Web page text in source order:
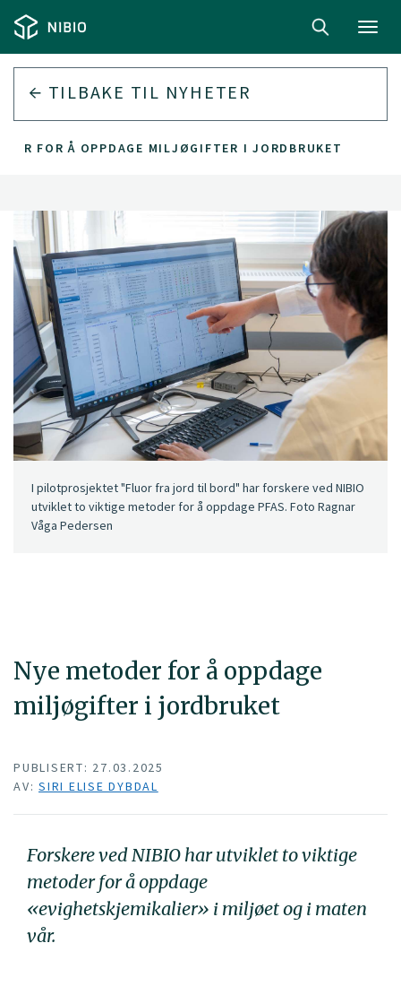
TILBAKE TIL NYHETER
FOR Å OPPDAGE MILJØGIFTER I JORDBRUKET
Nye metoder for å oppdage
miljøgifter i jordbruket
I pilotprosjektet "Fluor fra jord til bord" har forskere ved NIBIO
utviklet to viktige metoder for å oppdage PFAS. Foto Ragnar
Våga Pedersen
PUBLISERT: 27.03.2025
AV: SIRI ELISE DYBDAL
Forskere ved NIBIO har utviklet to viktige
metoder for å oppdage
«evighetskjemikalier» i miljøet og i maten
vår.